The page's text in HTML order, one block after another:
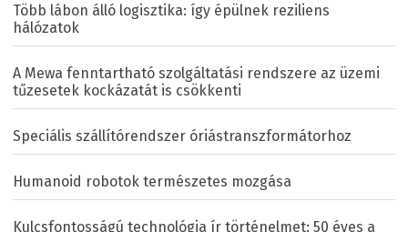
Több lábon álló logisztika: így épülnek reziliens
hálózatok
A Mewa fenntartható szolgáltatási rendszere az üzemi
tűzesetek kockázatát is csökkenti
Speciális szállítórendszer óriástranszformátorhoz
Humanoid robotok természetes mozgása
Kulcsfontosságú technológia ír történelmet: 50 éves a